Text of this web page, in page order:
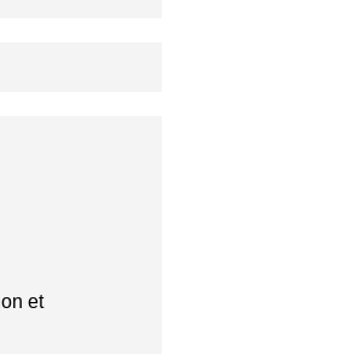
et